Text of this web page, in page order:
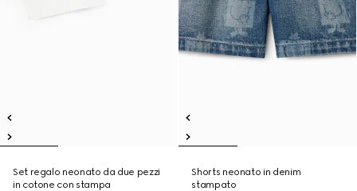
Set regalo neonato da due pezzi
in cotone con stampa
Shorts neonato in denim
stampato